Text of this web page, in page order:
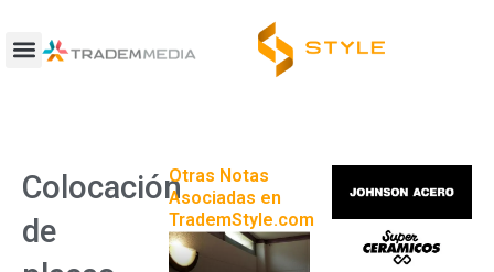
contenido
Colocación
de
Otras Notas
Asociadas en
TrademStyle.com